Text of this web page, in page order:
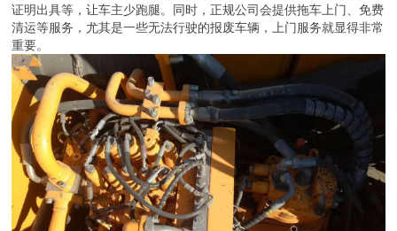
证明出具等，让车主少跑腿。同时，正规公司会提供拖车上门、免费
清运等服务，尤其是一些无法行驶的报废车辆，上门服务就显得非常
重要。